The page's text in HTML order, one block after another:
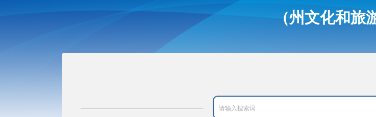
（州文化和旅